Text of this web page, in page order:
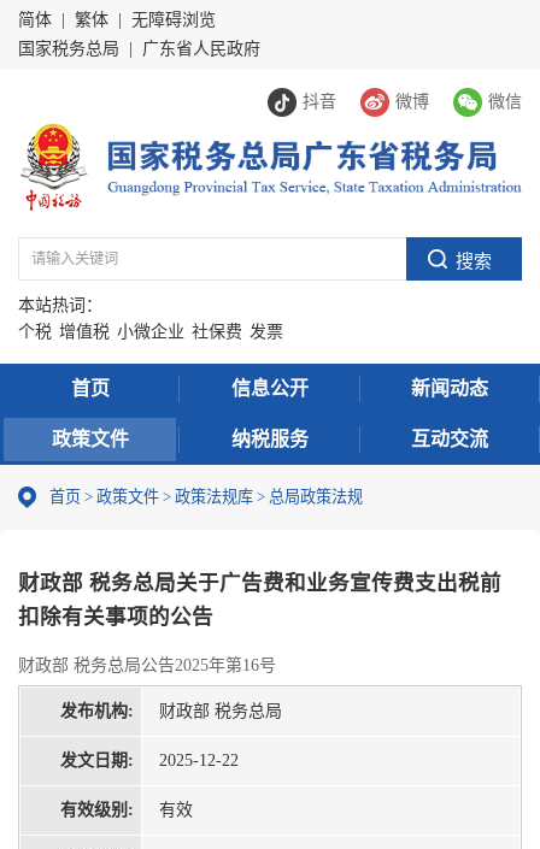
简体 繁体
无障碍浏览
国家税务总局
广东省人民政府
抖音 微博 微信
本站热词：
个税 增值税 小微企业 社保费 发票
首页 信息公开 新闻动态
政策文件 纳税服务 互动交流
首页 > 政策文件 > 政策法规库 > 总局政策法规
财政部 税务总局关于广告费和业务宣传费支出税前
扣除有关事项的公告
财政部 税务总局公告2025年第16号
发布机构: 财政部 税务总局
发文日期: 2025-12-22
有效级别: 有效